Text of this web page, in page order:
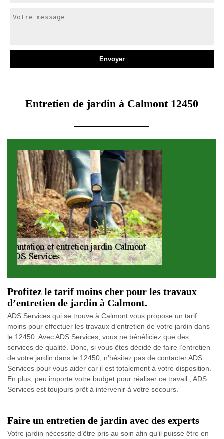
Entretien de jardin à Calmont 12450
Profitez le tarif moins cher pour les travaux
d’entretien de jardin à Calmont.
ADS Services qui se trouve à Calmont vous propose un tarif
moins pour effectuer les travaux d’entretien de votre jardin dans
le 12450. Avec ADS Services, vous ne bénéficiez que des
services de qualité. Donc, si vous êtes décidé de faire l’entretien
de votre jardin dans le 12450, n’hésitez pas de contacter ADS
Services pour vous aider car il est totalement à votre disposition.
En plus, peu importe votre budget pour réaliser ce travail ; ADS
Services est toujours prêt à intervenir à votre secours.
Faire un entretien de jardin avec des experts
Votre jardin nécessite d’être pris au soin afin qu’il puisse être en